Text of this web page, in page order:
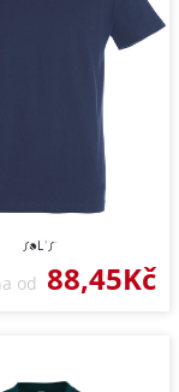
od 88,45Kč